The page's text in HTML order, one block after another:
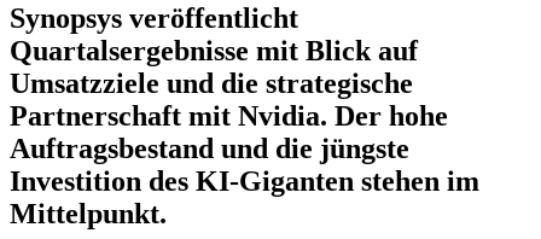
Synopsys veröffentlicht
Quartalsergebnisse mit Blick auf
Umsatzziele und die strategische
Partnerschaft mit Nvidia. Der hohe
Auftragsbestand und die jüngste
Investition des KI-Giganten stehen im
Mittelpunkt.